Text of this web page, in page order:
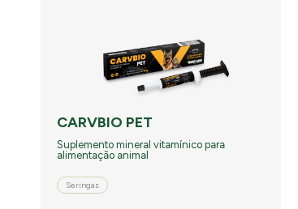
CARVBIO PET
Suplemento mineral vitamínico para
alimentação animal
Seringas